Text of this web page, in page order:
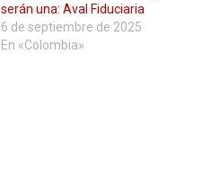
serán una: Aval Fiduciaria
6 de septiembre de 2025
En «Colombia»